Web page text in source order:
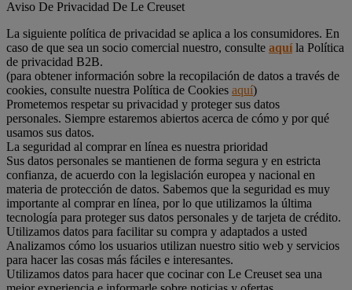
Aviso De Privacidad De Le Creuset
La siguiente política de privacidad se aplica a los consumidores. En
caso de que sea un socio comercial nuestro, consulte aquíla Política
de privacidad B2B.
(para obtener información sobre la recopilación de datos a través de
cookies, consulte nuestra Política de Cookies aquí)
Prometemos respetar su privacidad y proteger sus datos
personales. Siempre estaremos abiertos acerca de cómo y por qué
usamos sus datos.
La seguridad al comprar en línea es nuestra prioridad
Sus datos personales se mantienen de forma segura y en estricta
confianza, de acuerdo con la legislación europea y nacional en
materia de protección de datos. Sabemos que la seguridad es muy
importante al comprar en línea, por lo que utilizamos la última
tecnología para proteger sus datos personales y de tarjeta de crédito.
Utilizamos datos para facilitar su compra y adaptados a usted
Analizamos cómo los usuarios utilizan nuestro sitio web y servicios
para hacer las cosas más fáciles e interesantes.
Utilizamos datos para hacer que cocinar con Le Creuset sea una